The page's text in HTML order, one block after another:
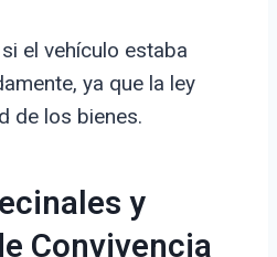
el vehículo estaba
ya que la ley
de los bienes.
y
Convivencia